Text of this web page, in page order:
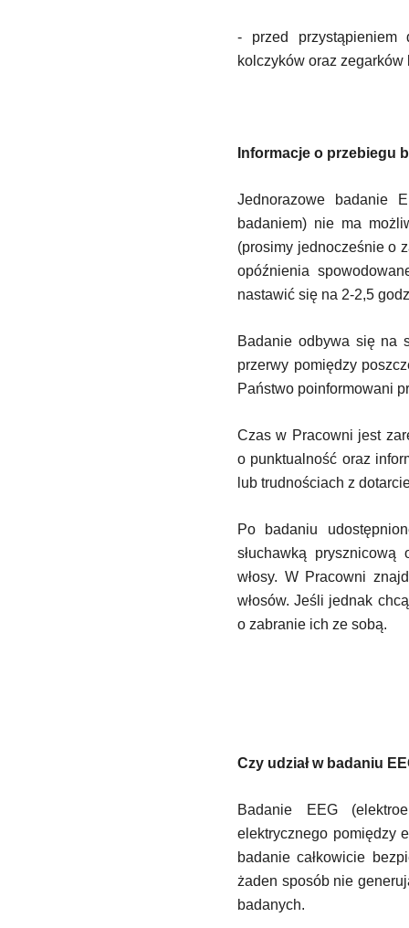
- przed przystąpieniem
kolczyków oraz zegarków
Informacje o przebiegu
Jednorazowe badanie
badaniem) nie ma
(prosimy jednocześnie o
opóźnienia
nastawić się na 2-2,5
Badanie odbywa się na
przerwy pomiędzy
Państwo poinformowani
Czas w Pracowni jest
o punktualność oraz
lub trudnościach z
Po badaniu
słuchawką
włosy. W Pracowni
włosów. Jeśli jednak
o zabranie ich ze sobą.
Czy udział w badaniu
Badanie EEG
elektrycznego pomiędzy
badanie całkowicie
żaden sposób nie
badanych.